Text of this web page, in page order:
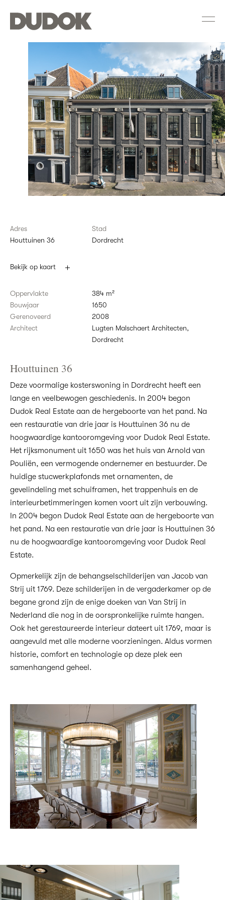
Houttuinen
Adres
Houttuinen 36
Stad
Dordrecht
Bekijk op kaart
Oppervlakte
384 m²
Bouwjaar
1650
Gerenoveerd
2008
Architect
Lugten Malschaert Architecten,
Dordrecht
Houttuinen 36
Deze voormalige kosterswoning in Dordrecht heeft een
lange en veelbewogen geschiedenis. In 2004 begon
Dudok Real Estate aan de hergeboorte van het pand. Na
een restauratie van drie jaar is Houttuinen 36 nu de
hoogwaardige kantooromgeving voor Dudok Real Estate.
Het rijksmonument uit 1650 was het huis van Arnold van
Pouliën, een vermogende ondernemer en bestuurder. De
huidige stucwerkplafonds met ornamenten, de
gevelindeling met schuiframen, het trappenhuis en de
interieurbetimmeringen komen voort uit zijn verbouwing.
In 2004 begon Dudok Real Estate aan de hergeboorte van
het pand. Na een restauratie van drie jaar is Houttuinen 36
nu de hoogwaardige kantooromgeving voor Dudok Real
Estate.
Opmerkelijk zijn de behangselschilderijen van Jacob van
Strij uit 1769. Deze schilderijen in de vergaderkamer op de
begane grond zijn de enige doeken van Van Strij in
Nederland die nog in de oorspronkelijke ruimte hangen.
Ook het gerestaureerde interieur dateert uit 1769, maar is
aangevuld met alle moderne voorzieningen. Aldus vormen
historie, comfort en technologie op deze plek een
samenhangend geheel.